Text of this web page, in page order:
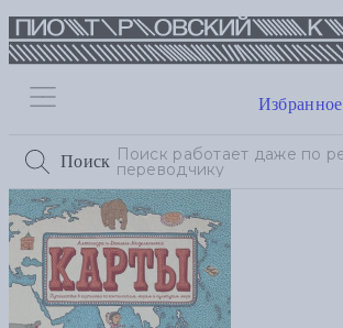
Поиск
Избранное